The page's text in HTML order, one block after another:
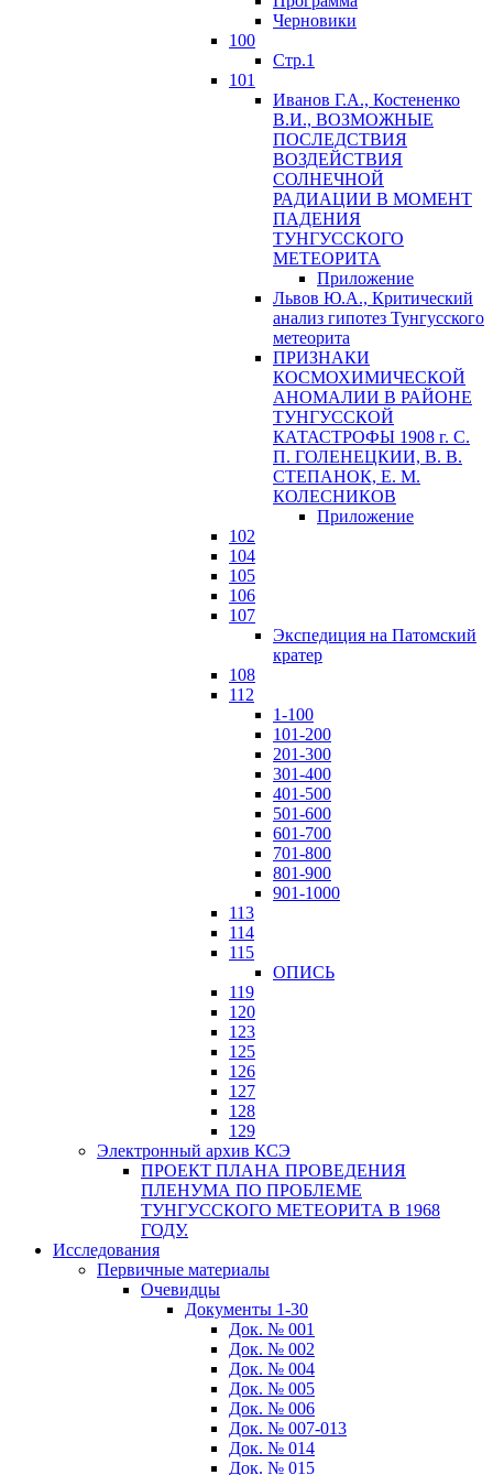
Черновики
100
Стр.1
101
Иванов Г.А., Костененко
В.И., ВОЗМОЖНЫЕ
ПОСЛЕДСТВИЯ
ВОЗДЕЙСТВИЯ
СОЛНЕЧНОЙ
РАДИАЦИИ В МОМЕНТ
ПАДЕНИЯ
ТУНГУССКОГО
MЕТЕОРИТА
Приложение
Львов Ю.A., Критический
анализ гипотез Тунгусского
метеорита
ПРИЗНАКИ
КОСМОХИМИЧЕСКОЙ
АНОМАЛИИ В РАЙОНЕ
ТУНГУССКОЙ
КАТАСТРОФЫ 1908 г. С.
П. ГОЛЕНЕЦКИИ, В. В.
СТЕПАНОК, Е. М.
КОЛЕСНИКОВ
Приложение
102
104
105
106
107
Экспедиция на Патомский
кратер
108
112
1-100
101-200
201-300
301-400
401-500
501-600
601-700
701-800
801-900
901-1000
113
114
115
ОПИСЬ
119
120
123
125
126
127
128
129
Электронный архив КСЭ
ПРОЕКТ ПЛАНА ПРОВЕДЕНИЯ
ПЛЕНУМА ПО ПРОБЛЕМЕ
ТУНГУССКОГО МЕТЕОРИТА В 1968
ГОДУ.
Исследования
Первичные материалы
Очевидцы
Документы 1-30
Док. № 001
Док. № 002
Док. № 004
Док. № 005
Док. № 006
Док. № 007-013
Док. № 014
Док. № 015